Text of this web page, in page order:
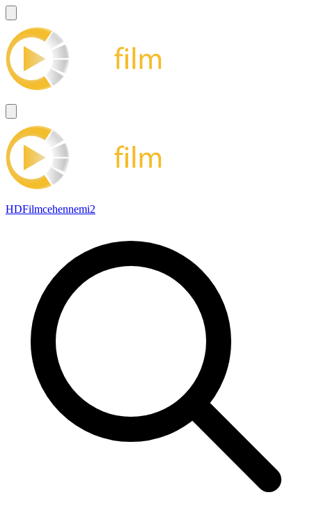
HDFilmcehennemi2